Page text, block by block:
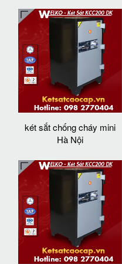
két sắt chống cháy mini
Hà Nội